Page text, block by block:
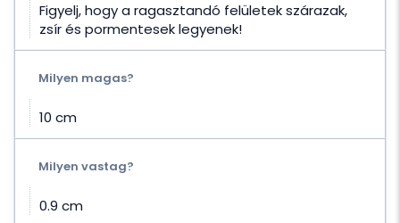
Figyelj, hogy a ragasztandó felületek szárazak,
zsír és pormentesek legyenek!
Milyen magas?
10 cm
Milyen vastag?
0.9 cm